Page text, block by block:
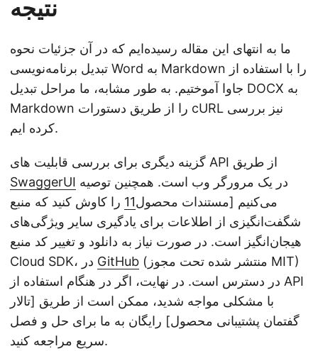
نتیجه
ما به انتهای این مقاله رسیده‌ایم که در آن جزئیات نحوه
تبدیل برنامه‌نویسی Word به Markdown را با استفاده از
جاوا آموختیم. به طور مشابه، ما مراحل تبدیل DOCX به
Markdown را از طریق دستورات cURL نیز بررسی
کرده ایم.
گزینه دیگری برای بررسی قابلیت های API از طریق
SwaggerUI
می‌کنیم [مستندات محصول11 را کاوش کنید که منبع
شگفت‌انگیزی از اطلاعات برای یادگیری سایر ویژگی‌های
هیجان‌انگیز است. در صورت نیاز به دانلود و تغییر کد منبع
GitHub (منتشر شده تحت مجوز MIT)
در دسترس است. در نهایت، اگر در هنگام استفاده از API
با مشکلی مواجه شدید، ممکن است از طریق [تالار
گفتمان پشتیبانی محصول] رایگان به ما برای حل و فصل
سریع مراجعه کنید.